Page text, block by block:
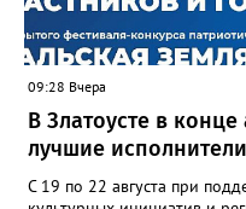
оперативно делиться
заинтересованными – от
потребителей.
09:28 Вчера
В Златоусте в конце
лучшие исполнители
С 19 по 22 августа при